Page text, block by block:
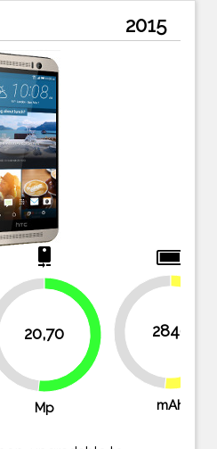
2015
camera_rear
20,70 51.7%
Mp
2840
mAh